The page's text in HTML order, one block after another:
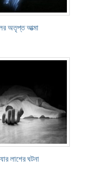
অতৃপ্ত আত্মা
লাশের ঘটনা